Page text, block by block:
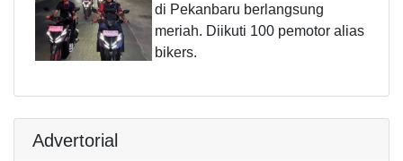
di Pekanbaru berlangsung
meriah. Diikuti 100 pemotor alias
bikers.
Advertorial